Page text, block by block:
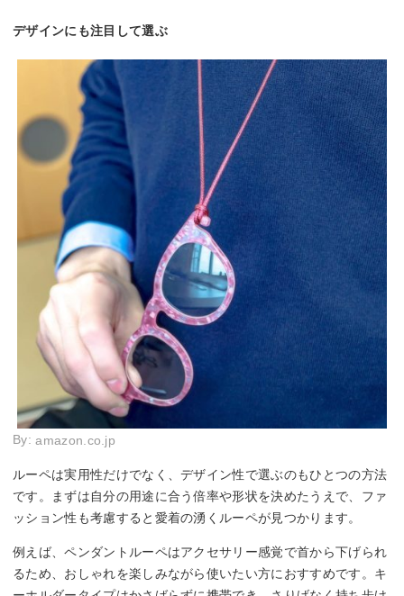
デザインにも注目して選ぶ
By:amazon.co.jp
ルーペは実用性だけでなく、デザイン性で選ぶのもひとつの方法
です。まずは自分の用途に合う倍率や形状を決めたうえで、ファ
ッション性も考慮すると愛着の湧くルーペが見つかります。
例えば、ペンダントルーペはアクセサリー感覚で首から下げられ
るため、おしゃれを楽しみながら使いたい方におすすめです。キ